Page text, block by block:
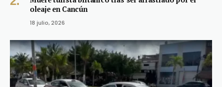
oleaje en Cancún
18 julio, 2026